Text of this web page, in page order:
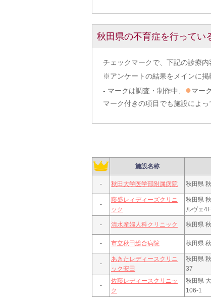
秋田県の不育症を行ってい
チェックマークで、下記の診療内
※アンケートの結果をメインに掲
- マークは調査・制作中、 ●マー
マーク付きの項目でも施設によ
施設名称
- 秋田大学医学部附属病院 秋田県
-
藤盛レィディーズクリニ
ック
秋田県
ルヴェ4F
- 清水産婦人科クリニック 秋田県
- 市立秋田総合病院 秋田県
-
あきたレディースクリニ
ック安田
秋田県
37
-
佐藤レディースクリニッ
ク
秋田県
106-1